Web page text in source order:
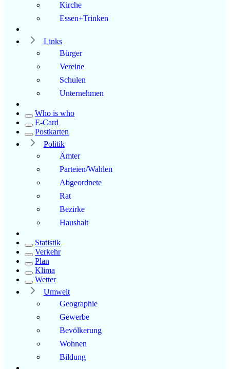
Kirche
Essen+Trinken
Links
Bürger
Vereine
Schulen
Unternehmen
Who is who
E-Card
Postkarten
Politik
Ämter
Parteien/Wahlen
Abgeordnete
Rat
Bezirke
Haushalt
Statistik
Verkehr
Plan
Klima
Wetter
Umwelt
Geographie
Gewerbe
Bevölkerung
Wohnen
Bildung